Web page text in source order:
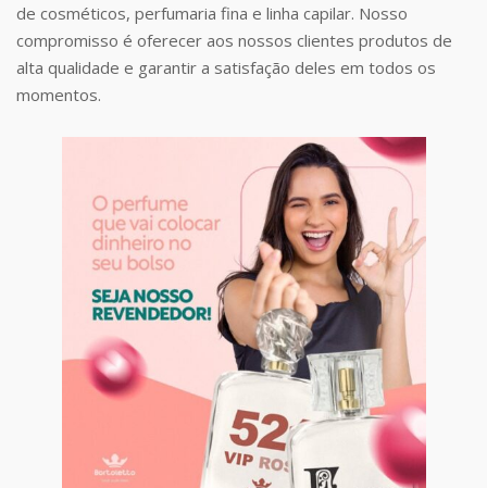
de cosméticos, perfumaria fina e linha capilar. Nosso
compromisso é oferecer aos nossos clientes produtos de
alta qualidade e garantir a satisfação deles em todos os
momentos.